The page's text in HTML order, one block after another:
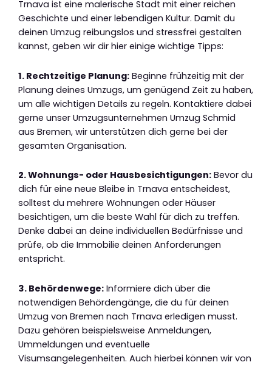
Trnava ist eine malerische Stadt mit einer reichen
Geschichte und einer lebendigen Kultur. Damit du
deinen Umzug reibungslos und stressfrei gestalten
kannst, geben wir dir hier einige wichtige Tipps:
1. Rechtzeitige Planung: Beginne frühzeitig mit der
Planung deines Umzugs, um genügend Zeit zu haben,
um alle wichtigen Details zu regeln. Kontaktiere dabei
gerne unser Umzugsunternehmen Umzug Schmid
aus Bremen, wir unterstützen dich gerne bei der
gesamten Organisation.
2. Wohnungs- oder Hausbesichtigungen: Bevor du
dich für eine neue Bleibe in Trnava entscheidest,
solltest du mehrere Wohnungen oder Häuser
besichtigen, um die beste Wahl für dich zu treffen.
Denke dabei an deine individuellen Bedürfnisse und
prüfe, ob die Immobilie deinen Anforderungen
entspricht.
3. Behördenwege: Informiere dich über die
notwendigen Behördengänge, die du für deinen
Umzug von Bremen nach Trnava erledigen musst.
Dazu gehören beispielsweise Anmeldungen,
Ummeldungen und eventuelle
Visumsangelegenheiten. Auch hierbei können wir von